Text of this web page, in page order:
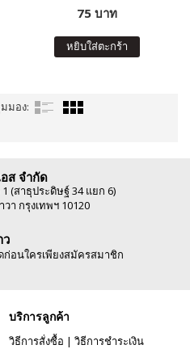
75 บาท
หยิบใส่ตะกร้า
มอง:
ส จำกัด
(สาธุประดิษฐ์ 34 แยก 6)
า กรุงเทพฯ 10120
อนใครเพียงสมัครสมาชิก
บริการลูกค้า
วิธีการสั่งซื้อ | วิธีการชำระเงิน